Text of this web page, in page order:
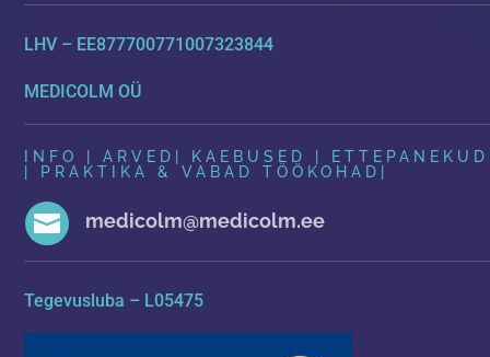
LHV – EE877700771007323844
MEDICOLM OÜ
INFO | ARVED
KAEBUSED | ETTEPANEKUD
| PRAKTIKA & VABAD TÖÖKOHAD
 medicolm@medicolm.ee
Tegevusluba – L05475